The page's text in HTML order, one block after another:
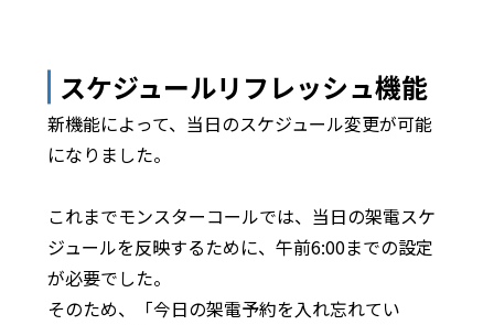
スケジュールリフレッシュ機能
新機能によって、当日のスケジュール変更が可能
になりました。
これまでモンスターコールでは、当日の架電スケ
ジュールを反映するために、午前6:00までの設定
が必要でした。
そのため、「今日の架電予約を入れ忘れてい